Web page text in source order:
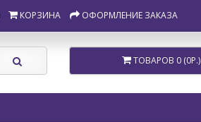
КОРЗИНА ОФОРМЛЕНИЕ ЗАКАЗА
ТОВАРОВ 0 (0Р.)